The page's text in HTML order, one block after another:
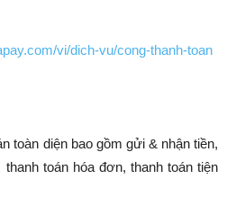
vi/dich-vu/cong-thanh-toan
toàn diện bao gồm gửi & nhận tiền,
toán hóa đơn, thanh toán tiện